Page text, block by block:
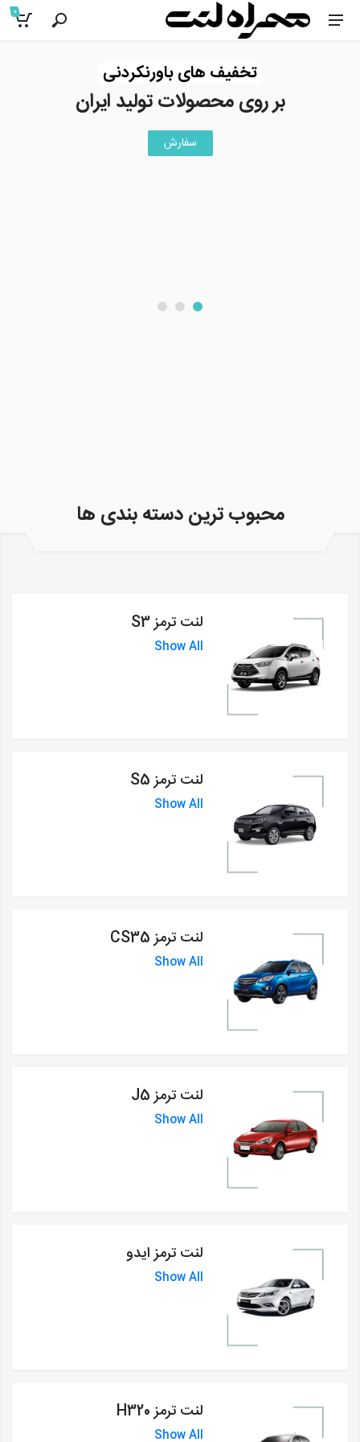
0
تخفیف های باورنکردنی
بر روی محصولات تولید ایران
سفارش
محبوب ترین دسته بندی ها
لنت ترمز S3
Show All
لنت ترمز S5
Show All
لنت ترمز CS35
Show All
لنت ترمز J5
Show All
لنت ترمز ایدو
Show All
لنت ترمز H320
Show All